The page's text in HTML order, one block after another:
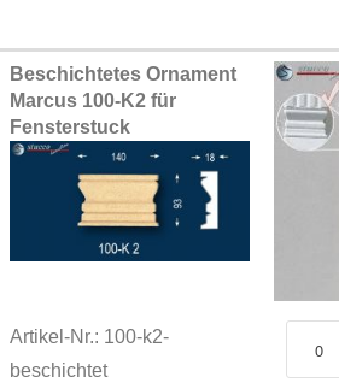
Beschichtetes Ornament
Marcus 100-K2 für
Fensterstuck
Artikel-Nr.: 100-k2-
beschichtet